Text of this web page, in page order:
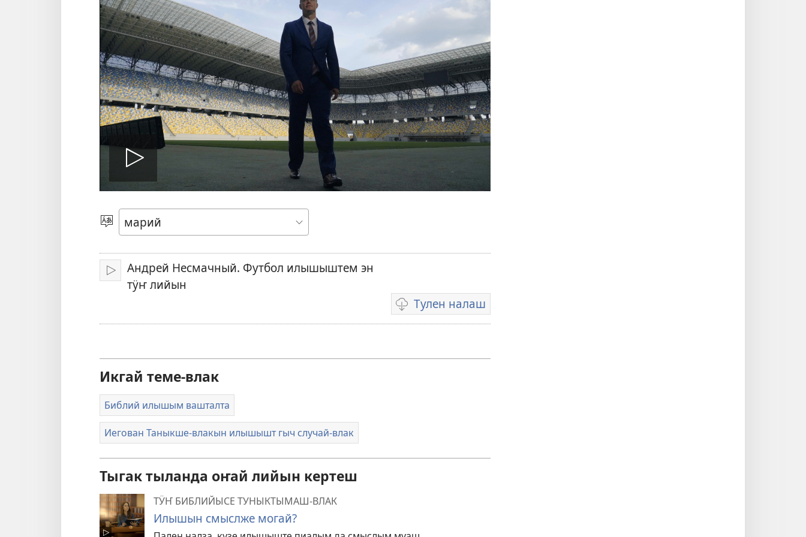
Видеом
модыкташ
Йылмым
ойырен
налаш
Модыкташ
Андрей Несмачный. Футбол илышыштем эн
тӱҥ лийын
Тулен налаш
Видеом
тулен
вариант-
Икгай теме-влак
Библий илышым вашталта
Иегован Таныкше-влакын илышышт гыч случай-влак
Тыгак тыланда оҥай лийын кертеш
ТӰҤ БИБЛИЙЫСЕ ТУНЫКТЫМАШ-ВЛАК
Илышын смыслже могай?